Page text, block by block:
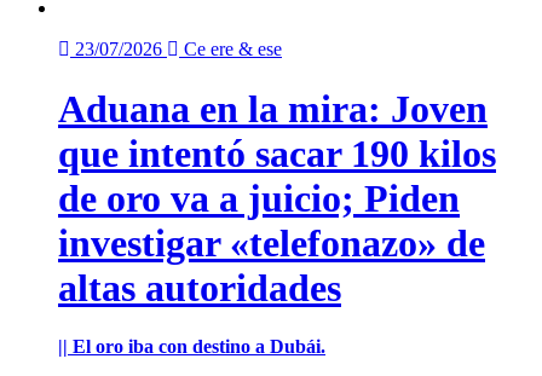
23/07/2026 Ce ere & ese
Aduana en la mira: Joven
que intentó sacar 190 kilos
de oro va a juicio; Piden
investigar «telefonazo» de
altas autoridades
|| El oro iba con destino a Dubái.